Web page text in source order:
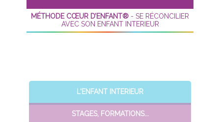
MÉTHODE CŒUR D’ENFANT® - SE RÉCONCILIER
AVEC SON ENFANT INTERIEUR
L'ENFANT INTERIEUR
STAGES, FORMATIONS...